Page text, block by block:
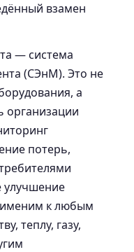
взамен
— система
(СЭнМ). Это не
а
организации
потерь,
улучшение
к любым
теплу, газу,